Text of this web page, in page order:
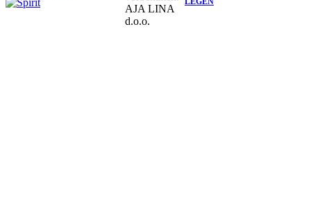
AJA LINA
d.o.o.